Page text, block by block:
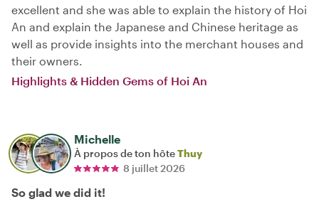
excellent and she was able to explain the history of Hoi
An and explain the Japanese and Chinese heritage as
well as provide insights into the merchant houses and
their owners.
Highlights & Hidden Gems of Hoi An
Michelle
À propos de ton hôteThuy
8 juillet 2026
So glad we did it!